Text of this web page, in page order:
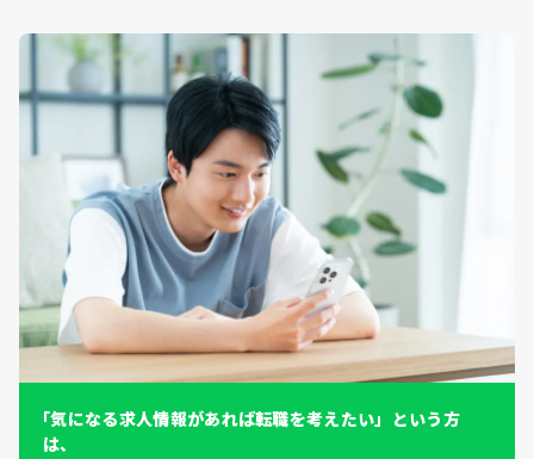
「気になる求人情報があれば転職を考えたい」という方
は、